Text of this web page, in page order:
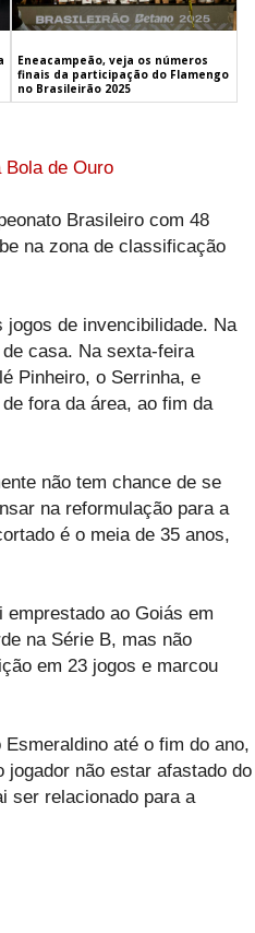
Eneacampeão, veja os números
finais da participação do Flamengo
no Brasileirão 2025
de Ouro
Brasileiro com 48
na zona de classificação
de invencibilidade. Na
casa. Na sexta-feira
Pinheiro, o Serrinha, e
fora da área, ao fim da
não tem chance de se
na reformulação para a
é o meia de 35 anos,
ao Goiás em
na Série B, mas não
em 23 jogos e marcou
até o fim do ano,
não estar afastado do
ser relacionado para a